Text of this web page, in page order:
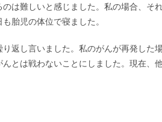
は難しいと感じました。私の場合、そ
胎児の体位で寝ました。
返し言いました。私のがんが再発した
とは戦わないことにしました。現在、